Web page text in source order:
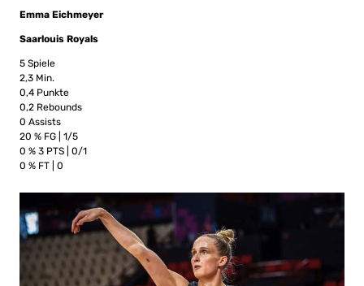
Emma Eichmeyer
Saarlouis Royals
5 Spiele
2,3 Min.
0,4 Punkte
0,2 Rebounds
0 Assists
20 % FG | 1/5
0 % 3 PTS | 0/1
0 % FT | 0